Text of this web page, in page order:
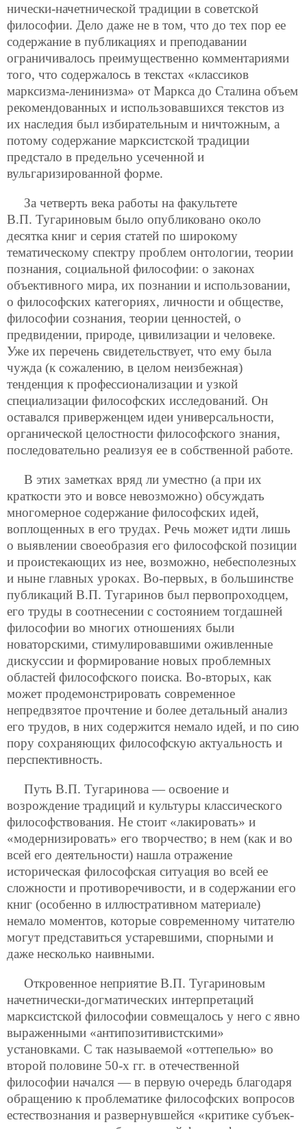
нически-начетнической традиции в советской
философии. Дело даже не в том, что до тех пор ее
содержание в публикациях и преподавании
ограничивалось преимущественно комментариями
того, что содержалось в текстах «классиков
марксизма-ленинизма» от Маркса до Сталина объем
рекомендованных и использовавшихся текстов из
их наследия был избирательным и ничтожным, а
потому содержание марксистской традиции
предстало в предельно усеченной и
вульгаризированной форме.
За четверть века работы на факультете
В.П. Тугариновым было опубликовано около
десятка книг и серия статей по широкому
тематическому спектру проблем онтологии, теории
познания, социальной философии: о законах
объективного мира, их познании и использовании,
о философских категориях, личности и обществе,
философии сознания, теории ценностей, о
предвидении, природе, цивилизации и человеке.
Уже их перечень свидетельствует, что ему была
чужда (к сожалению, в целом неизбежная)
тенденция к профессионализации и узкой
специализации философских исследований. Он
оставался приверженцем идеи универсальности,
органической целостности философского знания,
последовательно реализуя ее в собственной работе.
В этих заметках вряд ли уместно (а при их
краткости это и вовсе невозможно) обсуждать
многомерное содержание философских идей,
воплощенных в его трудах. Речь может идти лишь
о выявлении своеобразия его философской позиции
и проистекающих из нее, возможно, небесполезных
и ныне главных уроках. Во-первых, в большинстве
публикаций В.П. Тугаринов был первопроходцем,
его труды в соотнесении с состоянием тогдашней
философии во многих отношениях были
новаторскими, стимулировавшими оживленные
дискуссии и формирование новых проблемных
областей философского поиска. Во-вторых, как
может продемонстрировать современное
непредвзятое прочтение и более детальный анализ
его трудов, в них содержится немало идей, и по сию
пору сохраняющих философскую актуальность и
перспективность.
Путь В.П. Тугаринова — освоение и
возрождение традиций и культуры классического
философствования. Не стоит «лакировать» и
«модернизировать» его творчество; в нем (как и во
всей его деятельности) нашла отражение
историческая философская ситуация во всей ее
сложности и противоречивости, и в содержании его
книг (особенно в иллюстративном материале)
немало моментов, которые современному читателю
могут представиться устаревшими, спорными и
даже несколько наивными.
Откровенное неприятие В.П. Тугариновым
начетнически-догматических интерпретаций
марксистской философии совмещалось у него с явно
выраженными «антипозитивистскими»
установками. С так называемой «оттепелью» во
второй половине 50-х гг. в отечественной
философии начался — в первую очередь благодаря
обращению к проблематике философских вопросов
естествознания и развернувшейся «критике субъек-